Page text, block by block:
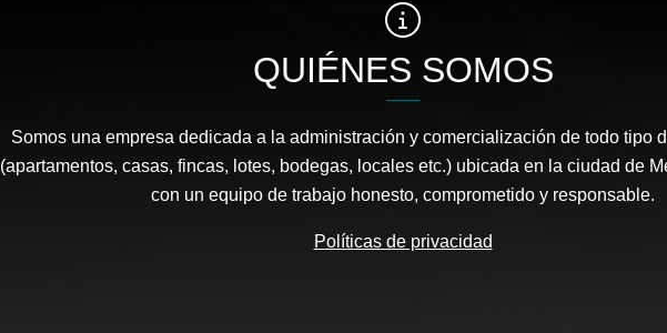
QUIÉNES SOMOS
Somos una empresa dedicada a la administración y comercialización de todo tipo
(apartamentos, casas, fincas, lotes, bodegas, locales etc.) ubicada en la ciudad de
con un equipo de trabajo honesto, comprometido y responsable.
Políticas de privacidad